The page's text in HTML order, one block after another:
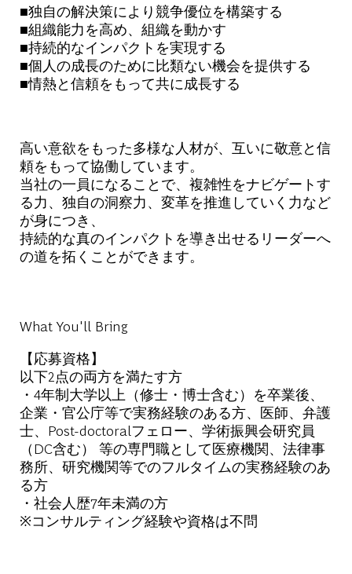
■独自の解決策により競争優位を構築する
■組織能力を高め、組織を動かす
■持続的なインパクトを実現する
■個人の成長のために比類ない機会を提供する
■情熱と信頼をもって共に成長する
高い意欲をもった多様な人材が、互いに敬意と信
頼をもって協働しています。
当社の一員になることで、複雑性をナビゲートす
る力、独自の洞察力、変革を推進していく力など
が身につき、
持続的な真のインパクトを導き出せるリーダーへ
の道を拓くことができます。
What You'll Bring
【応募資格】
以下2点の両方を満たす方
・4年制大学以上（修士・博士含む）を卒業後、
企業・官公庁等で実務経験のある方、医師、弁護
士、Post-doctoralフェロー、学術振興会研究員
（DC含む） 等の専門職として医療機関、法律事
務所、研究機関等でのフルタイムの実務経験のあ
る方
・社会人歴7年未満の方
※コンサルティング経験や資格は不問